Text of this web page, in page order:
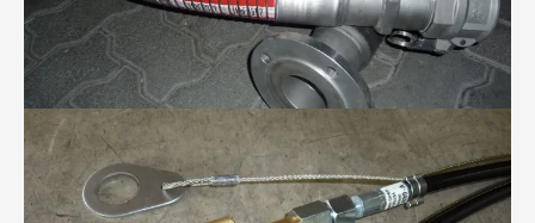
Höchstdruckschläuche für 300bar Stickstoff...